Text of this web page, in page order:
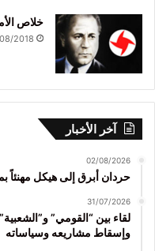
خلاص
2018
آخر الأخبار
02/08/2026
حردان أبرق إلى هيكل مهنئاً
31/07/2026
لقاء بين “القومي”
وإسقاط مشاريعه وسياساته